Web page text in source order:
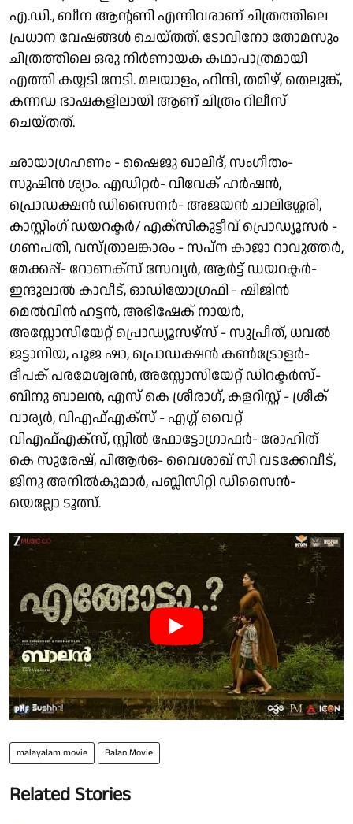
എ.ഡി., ബീന ആൻ്റണി എന്നിവരാണ് ചിത്രത്തിലെ
പ്രധാന വേഷങ്ങൾ ചെയ്തത്. ടോവിനോ തോമസും
ചിത്രത്തിലെ ഒരു നിർണായക കഥാപാത്രമായി
എത്തി കയ്യടി നേടി. മലയാളം, ഹിന്ദി, തമിഴ്, തെലുങ്ക്,
കന്നഡ ഭാഷകളിലായി ആണ് ചിത്രം റിലീസ്
ചെയ്തത്.
ഛായാഗ്രഹണം - ഷൈജു ഖാലിദ്, സംഗീതം-
സുഷിൻ ശ്യാം. എഡിറ്റർ- വിവേക് ഹർഷൻ,
പ്രൊഡക്ഷൻ ഡിസൈനർ- അജയൻ ചാലിശ്ശേരി,
കാസ്റ്റിംഗ് ഡയറക്ടർ/ എക്സികുട്ടീവ് പ്രൊഡ്യൂസർ -
ഗണപതി, വസ്ത്രാലങ്കാരം - സപ്ന കാജാ റാവുത്തർ,
മേക്കപ്പ്- റോണക്സ് സേവ്യർ, ആർട്ട് ഡയറക്ടർ-
ഇന്ദുലാൽ കാവീട്, ഓഡിയോഗ്രഫി - ഷിജിൻ
മെൽവിൻ ഹട്ടൻ, അഭിഷേക് നായർ,
അസ്സോസിയേറ്റ് പ്രൊഡ്യൂസഴ്സ് - സുപ്രീത്, ധവൽ
ജട്ടാനിയ, പൂജ ഷാ, പ്രൊഡക്ഷൻ കൺട്രോളർ-
ദീപക് പരമേശ്വരൻ, അസ്സോസിയേറ്റ് ഡിറക്ടർസ്-
ബിനു ബാലൻ, എസ് കെ ശ്രീരാഗ്, കളറിസ്റ്റ് - ശ്രീക്
വാര്യർ, വിഎഫ്എക്സ് - എഗ്ഗ് വൈറ്റ്
വിഎഫ്എക്സ്, സ്റ്റിൽ ഫോട്ടോഗ്രാഫർ- രോഹിത്
കെ സുരേഷ്, പിആർഒ- വൈശാഖ് സി വടക്കേവീട്,
ജിനു അനിൽകുമാർ, പബ്ലിസിറ്റി ഡിസൈൻ-
യെല്ലോ ടൂത്സ്.
malayalam movie Balan Movie
Related Stories